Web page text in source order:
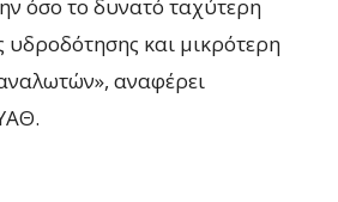
όσο το δυνατό ταχύτερη
και μικρότερη
αναφέρει